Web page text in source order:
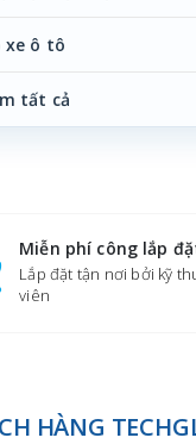
xe ô tô
tất cả
Miễn phí công lắp
Lắp đặt tận nơi bởi kỹ
viên
HÀNG